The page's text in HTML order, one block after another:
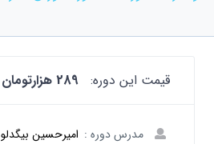
قیمت این دوره: 289 هزارتومان
مدرس دوره : امیرحسین بیگدلو